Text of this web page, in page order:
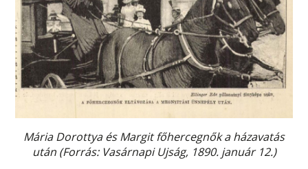
Mária Dorottya és Margit főhercegnők a házavatás
után (Forrás: Vasárnapi Ujság, 1890. január 12.)